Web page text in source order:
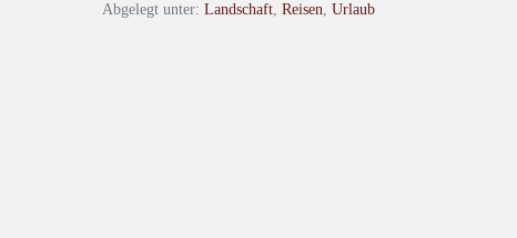
Abgelegt unter: Landschaft, Reisen, Urlaub